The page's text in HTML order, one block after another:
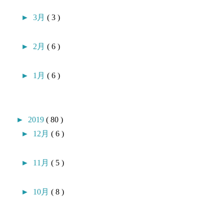
►3月( 3 )
► 2月( 6 )
► 1月( 6 )
► 2019( 80 )
► 12月( 6 )
► 11月( 5 )
► 10月( 8 )